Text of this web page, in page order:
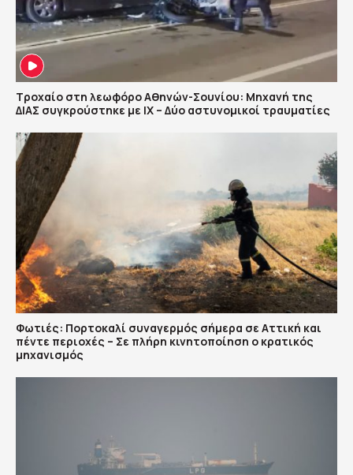
Τροχαίο στη λεωφόρο Αθηνών-Σουνίου: Μηχανή της
ΔΙΑΣ συγκρούστηκε με ΙΧ – Δύο αστυνομικοί τραυματίες
Φωτιές: Πορτοκαλί συναγερμός σήμερα σε Αττική και
πέντε περιοχές – Σε πλήρη κινητοποίηση ο κρατικός
μηχανισμός